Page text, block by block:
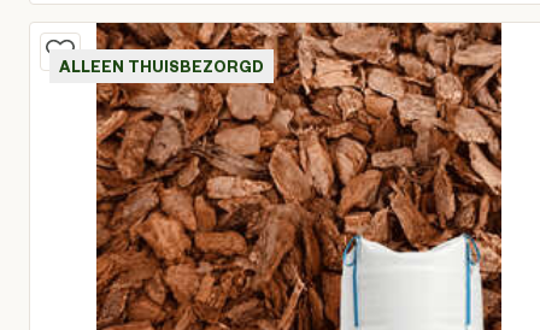
ALLEEN THUISBEZORGD